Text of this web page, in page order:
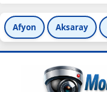
Afyon Aksaray